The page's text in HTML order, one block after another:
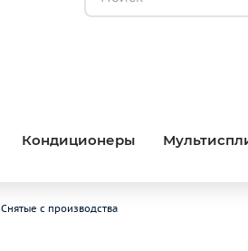
Кондиционеры
Снятые с производства